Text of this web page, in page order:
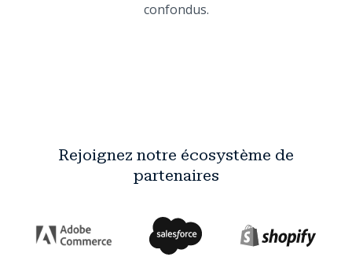
confondus.
Rejoignez notre écosystème de
partenaires